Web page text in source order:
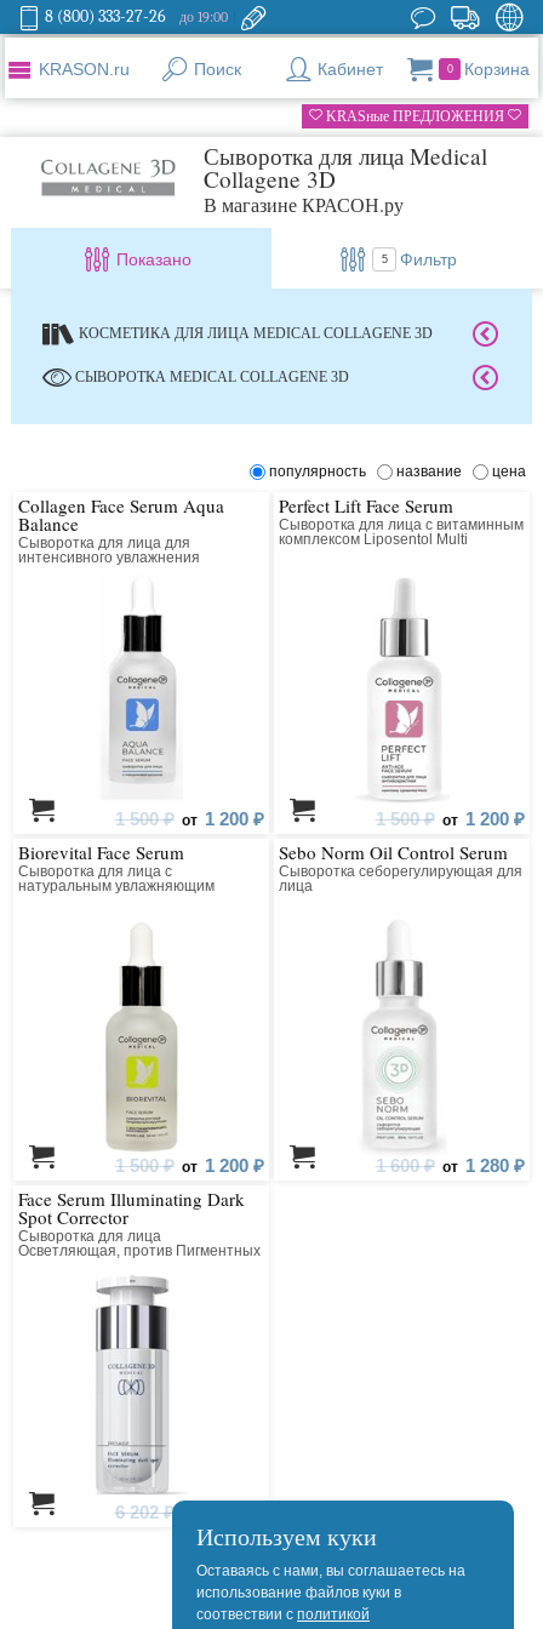
8 (800) 333-27-26 до 19:00
KRASON.ru Поиск Кабинет 0 Корзина
KRASные ПРЕДЛОЖЕНИЯ
Сыворотка для лица Medical
Collagene 3D
В магазине КРАСОН.ру
Показано 5 Фильтр
КОСМЕТИКА ДЛЯ ЛИЦА MEDICAL COLLAGENE 3D
СЫВОРОТКА MEDICAL COLLAGENE 3D
популярность название цена
Collagen Face Serum Aqua
Balance
Сыворотка для лица для
интенсивного увлажнения
1 500 ₽ от 1 200 ₽
Perfect Lift Face Serum
Сыворотка для лица с витаминным
комплексом Liposentol Multi
1 500 ₽ от 1 200 ₽
Biorevital Face Serum
Сыворотка для лица с
натуральным увлажняющим
1 500 ₽ от 1 200 ₽
Sebo Norm Oil Control Serum
Сыворотка себорегулирующая для
лица
1 600 ₽ от 1 280 ₽
Face Serum Illuminating Dark
Spot Corrector
Сыворотка для лица
Осветляющая, против Пигментных
6 202 ₽
Используем куки
Оставаясь с нами, вы соглашаетесь на
использование файлов куки в
соотвествии с политикой